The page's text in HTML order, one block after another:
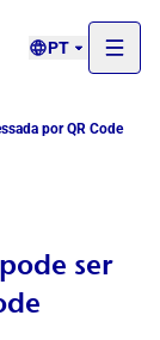
PT
por QR Code
ser